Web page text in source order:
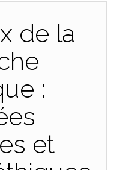
de la
:
et